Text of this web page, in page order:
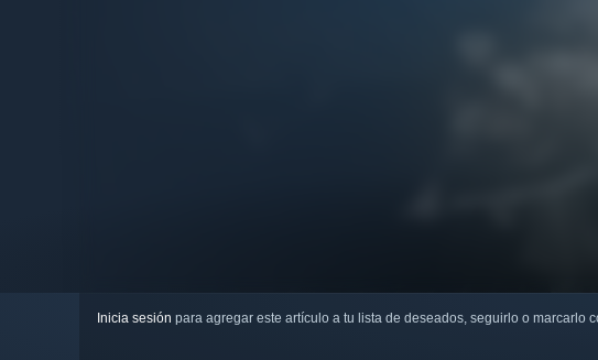
Inicia sesión para agregar este artículo a tu lista de deseados, seguirlo o marcarlo